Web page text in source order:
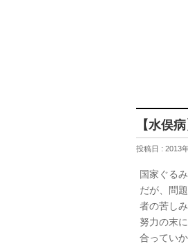
【水俣
投稿日 : 2013
国家ぐる
だが、問
者の苦し
努力の末
合ってい